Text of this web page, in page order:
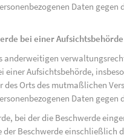
Daten gegen
bei einer Aufsichtsbehörde
anderweitigen
einer Aufsichtsbehörde,
des Orts des mutmaßlichen
Daten gegen
bei der die Beschwerde
der Beschwerde